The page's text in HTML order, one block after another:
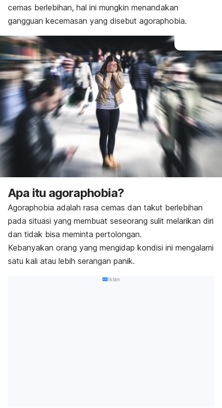
Penanganan
Pencegahan
cemas berlebihan, hal ini mungkin menandakan
gangguan kecemasan yang disebut agoraphobia.
Apa itu agoraphobia?
Agoraphobia adalah rasa cemas dan takut berlebihan
pada situasi yang membuat seseorang sulit melarikan diri
dan tidak bisa meminta pertolongan.
Kebanyakan orang yang mengidap kondisi ini mengalami
satu kali atau lebih serangan panik.
Iklan